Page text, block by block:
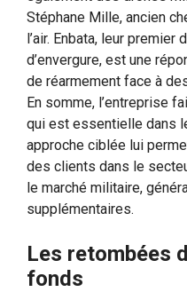
Stéphane Mille, ancien
l’air. Enbata, leur premier
d’envergure, est une
de réarmement face à
En somme, l’entreprise
qui est essentielle dans
approche ciblée lui
des clients dans le
le marché militaire,
supplémentaires.
Les retombées
fonds